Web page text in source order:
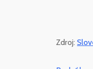
Zdroj: